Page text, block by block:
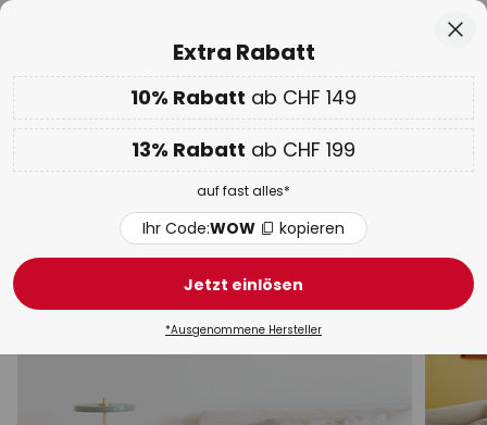
Nur
02D 01H 02M 34S
10% ab CHF 149 & 13% ab CHF 199 extraauf fast alles
Code:WOW kopieren
WOW Week:Bis zu -70%
Silberne Tischleuchten
Schreibtischleuchten Salzlampen Klemmleuchten
Extra Rabatt
10% Rabatt ab CHF 149
13% Rabatt ab CHF 199
auf fast alles*
Ihr Code:WOW kopieren
Jetzt einlösen
*Ausgenommene Hersteller